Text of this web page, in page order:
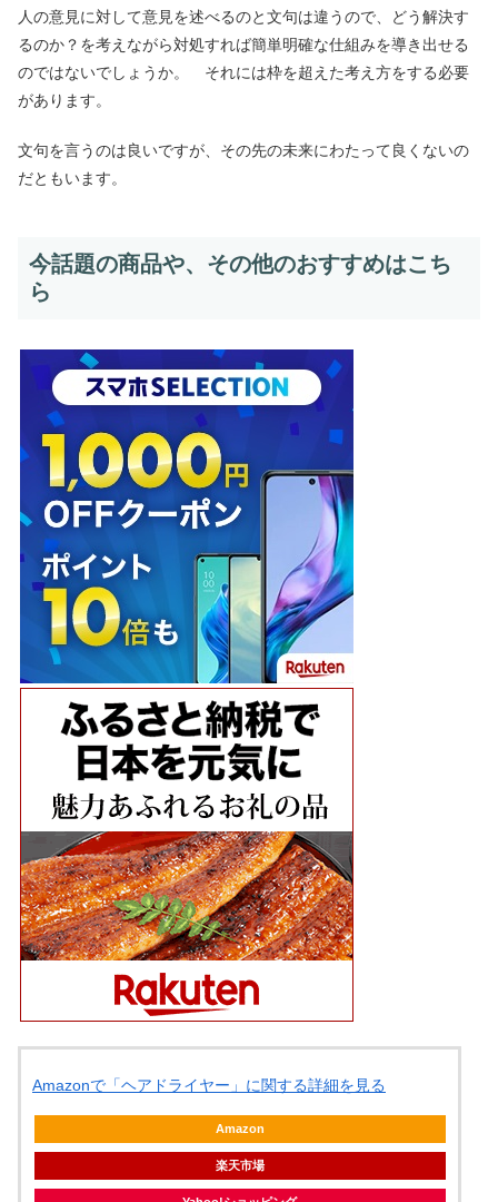
人の意見に対して意見を述べるのと文句は違うので、どう解決す
るのか？を考えながら対処すれば簡単明確な仕組みを導き出せる
のではないでしょうか。 それには枠を超えた考え方をする必要
があります。
文句を言うのは良いですが、その先の未来にわたって良くないの
だともいます。
今話題の商品や、その他のおすすめはこち
ら
Amazonで「ヘアドライヤー」に関する詳細を見る
Amazon
楽天市場